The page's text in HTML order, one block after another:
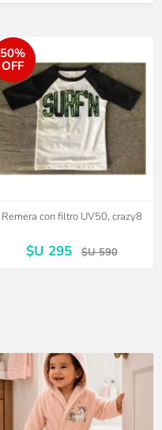
50%
OFF
Remera con filtro UV50, crazy8
$U 295 $U 590